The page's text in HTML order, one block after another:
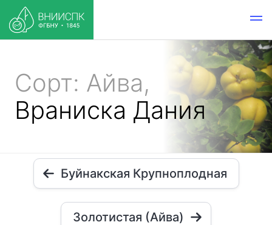
Сорт: Айва,
Враниска Дания
Буйнакская Крупноплодная
Золотистая (Айва)